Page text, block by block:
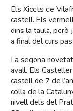
Els Xicots de
castell. Els
dins la taula, però
a final del curs
La segona
avall. Els
castell de 7 de
colla de la
nivell dels del